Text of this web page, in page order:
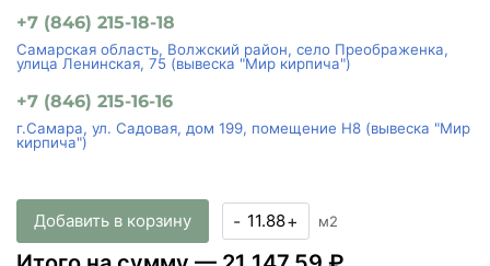
+7 (846) 215-18-18
Самарская область, Волжский район, село Преображенка,
улица Ленинская, 75 (вывеска "Мир кирпича")
+7 (846) 215-16-16
г.Самара, ул. Садовая, дом 199, помещение Н8 (вывеска "Мир
кирпича")
Добавить в корзину - + м2